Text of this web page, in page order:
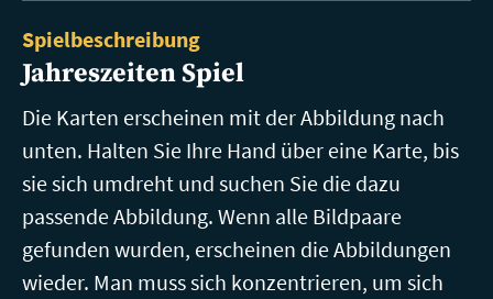
Spielbeschreibung
Jahreszeiten Spiel
Die Karten erscheinen mit der Abbildung nach
unten. Halten Sie Ihre Hand über eine Karte, bis
sie sich umdreht und suchen Sie die dazu
passende Abbildung. Wenn alle Bildpaare
gefunden wurden, erscheinen die Abbildungen
wieder. Man muss sich konzentrieren, um sich